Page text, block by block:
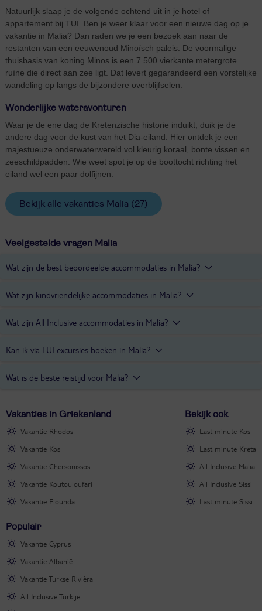
Natuurlijk slaap je de volgende ochtend uit in je hotel of
appartement bij TUI. Ben je weer klaar voor een nieuwe dag op je
vakantie in Malia? Dan raden we je een bezoek aan naar de
restanten van een eeuwenoud Minoïsch paleis. De voormalige
thuisbasis van koning Minos is een 7.500 vierkante metergrote
ruïne die direct aan zee ligt. Dat levert gegarandeerd een vorstelijke
wandeling op langs de bijzondere overblijfselen.
Wonderlijke wateravonturen
Waar je de ene dag de Kretenzische historie induikt, duik je de
andere dag voor de kust van het Dia-eiland. Hier ontdek je een
majestueuze onderwaterwereld vol kleurig koraal, bonte vissen en
zeeschildpadden. Wie weet spot je op de boottocht richting het
eiland wel een paar dolfijnen.
Bekijk alle vakanties Malia (27)
Veelgestelde vragen Malia
Wat zijn de best beoordeelde accommodaties in Malia?
De best beoordeelde accommodaties in Malia zijn hotel
appartementen.
Wat zijn kindvriendelijke accommodaties in Malia?
HotelCalimera Sirens Beachis een kindvriendelijke accommodatie
Wat zijn All Inclusive accommodaties in Malia?
Hotel Calimera Sirens Beachis een All Inclusive accommodatie in
Kan ik via TUI excursies boeken in Malia?
Malia ligt op het Griekse eiland Kreta, daar is natuurlijk genoeg te
Wat is de beste reistijd voor Malia?
dan tussen de 23 en 29 graden en de zon schijnt gemiddeld 11 uur
per dag.
Vakanties in Griekenland
Vakantie Rhodos
Vakantie Kos
Vakantie Chersonissos
Vakantie Koutouloufari
Vakantie Elounda
Bekijk ook
Last minute Kos
Last minute Kreta
All Inclusive Malia
All Inclusive Sissi
Last minute Sissi
Populair
Vakantie Cyprus
Vakantie Albanië
Vakantie Turkse Rivièra
All Inclusive Turkije